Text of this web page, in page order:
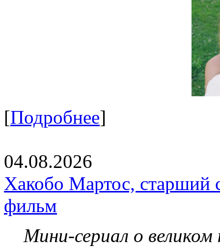
[Подробнее]
04.08.2026
Хакобо Мартос, старший
фильм
Мини-сериал о великом